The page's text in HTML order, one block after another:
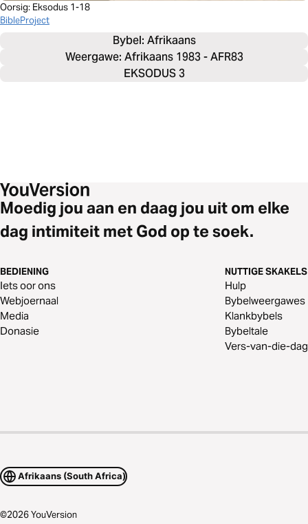
Oorsig: Eksodus 1-18
BibleProject
Bybel: Afrikaans
Weergawe: Afrikaans 1983 - AFR83
EKSODUS 3
Moedig jou aan en daag jou uit om elke
dag intimiteit met God op te soek.
BEDIENING
Iets oor ons
Webjoernaal
Media
Donasie
NUTTIGE SKAKELS
Hulp
Bybelweergawes
Klankbybels
Bybeltale
Vers-van-die-dag
Afrikaans (South Africa)
©2026YouVersion